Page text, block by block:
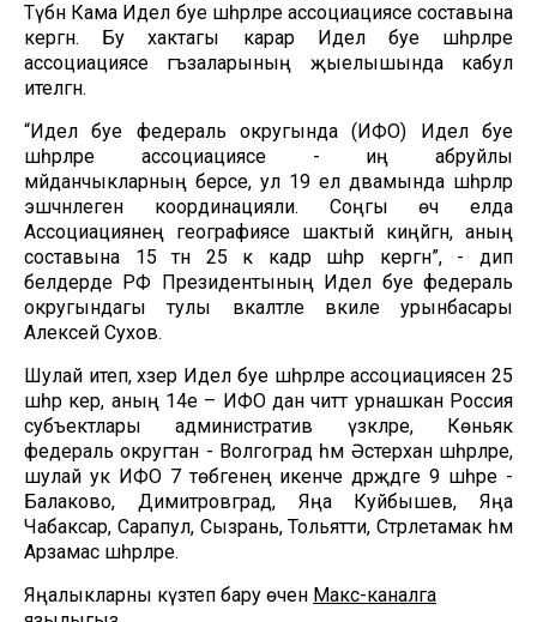
Түбән Кама Идел буе шәһәрләре ассоциациясе составына
кергән. Бу хактагы карар Идел буе шәһәрләре
ассоциациясе әгъзаларының җыелышында кабул
ителгән.
“Идел буе федераль округында (ИФО) Идел буе
шәһәрләре ассоциациясе - иң абруйлы
мәйданчыкларның берсе, ул 19 ел дәвамында шәһәрләр
эшчәнлеген координацияли. Соңгы өч елда
Ассоциациянең географиясе шактый киңәйгән, аның
составына 15 тән 25 кә кадәр шәһәр кергән”, - дип
белдерде РФ Президентының Идел буе федераль
округындагы тулы вәкаләтле вәкиле урынбасары
Алексей Сухов.
Шулай итеп, хәзер Идел буе шәһәрләре ассоциациясенә 25
шәһәр керә, аның 14е – ИФО дан читтә урнашкан Россия
субъектлары административ үзәкләре, Көньяк
федераль округтан - Волгоград һәм Әстерхан шәһәрләре,
шулай ук ИФО 7 төбәгенең икенче дәрәҗәдәге 9 шәһәре -
Балаково, Димитровград, Яңа Куйбышев, Яңа
Чабаксар, Сарапул, Сызрань, Тольятти, Стәрлетамак һәм
Арзамас шәһәрләре.
Яңалыкларны күзәтеп бару өчен Макс-каналга